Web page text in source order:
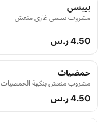
بيبسي
مشروب بيبسي غازي منعش
4.50 ر.س
حمضيات
مشروب منعش بنكهة الحمضيات
4.50 ر.س